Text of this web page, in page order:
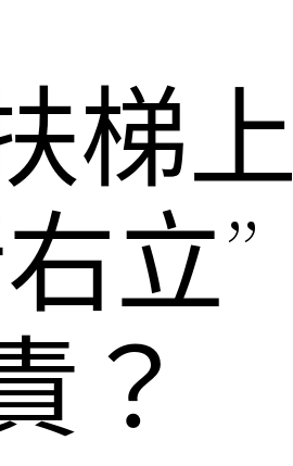
梯上
立”
？